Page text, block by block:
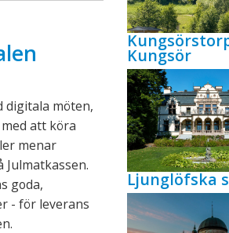
digitala möten,
att köra
menar
goda,
- för leverans
Kungsör
Ljunglöfska